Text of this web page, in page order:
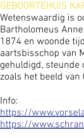
GEBOORTEHUIS
Wetenswaardig is
Bartholomeus
1874 en woonde
aartsbisschop van
gehuldigd, steunde
zoals het beeld
Info:
https://
https://